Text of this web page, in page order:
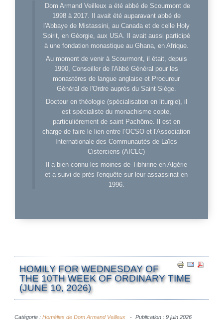
Dom Armand Veilleux a été abbé de Scourmont de
1998 à 2017. Il avait été auparavant abbé de
l'Abbaye de Mistassini, au Canada et de celle Holy
Spirit, en Géorgie, aux USA. Il avait aussi participé
à une fondation monastique au Ghana, en Afrique.
Au moment de venir à Scourmont, il était, depuis
1990, Conseiller de l'Abbé Général pour les
monastères de langue anglaise et Procureur
Général de l'Ordre auprès du Saint-Siège.
Docteur en théologie (spécialisation en liturgie), il
est spécialiste du monachisme copte,
particulièrement de saint Pachôme. Il est en
charge de faire le lien entre l’OCSO et l'Association
Internationale des Communautés de Laïcs
Cisterciens (AICLC)
Il a bien connu les moines de Tibhirine en Algérie
et a suivi de près l'enquête sur leur assassinat en
1996.
HOMILY FOR WEDNESDAY OF
THE 10TH WEEK OF ORDINARY TIME
(JUNE 10, 2026)
Catégorie : Homélies de Dom Armand Veilleux Publication : 9 juin 2026